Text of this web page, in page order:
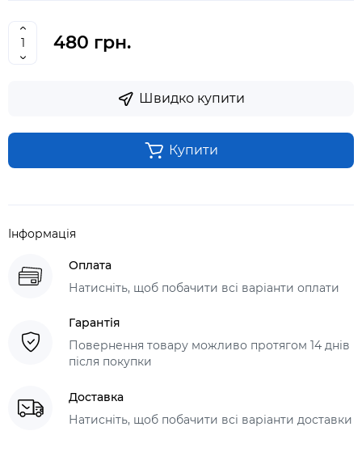
480 грн.
Швидко купити
Купити
Інформація
Оплата
Натисніть, щоб побачити всі варіанти оплати
Гарантія
Повернення товару можливо протягом 14 днів
після покупки
Доставка
Натисніть, щоб побачити всі варіанти доставки